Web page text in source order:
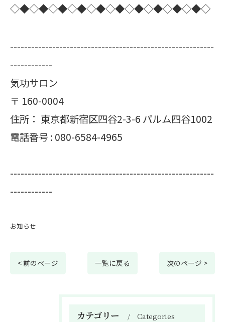
◇◆◇◆◇◆◇◆◇◆◇◆◇◆◇◆◇◆◇◆◇
----------------------------------------------------------
------------
気功サロン
〒 160-0004
住所： 東京都新宿区四谷2-3-6 パルム四谷1002
電話番号 : 080-6584-4965
----------------------------------------------------------
------------
お知らせ
< 前のページ 一覧に戻る 次のページ >
カテゴリー Categories